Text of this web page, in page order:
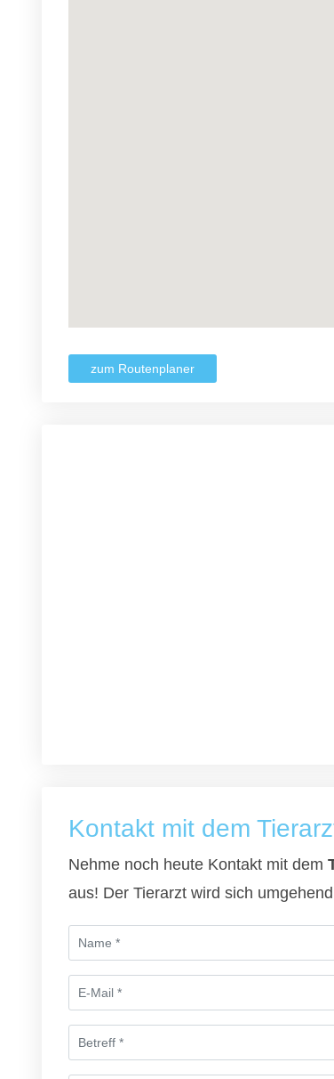
zum Routenplaner
Kontakt mit dem
Nehme noch heute Kontakt mit dem
aus! Der Tierarzt wird sich